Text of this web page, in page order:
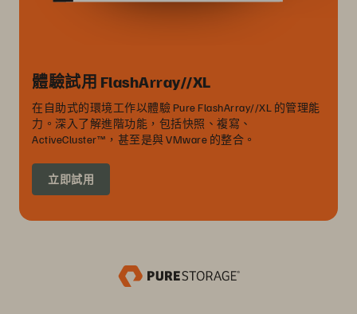
體驗試用 FlashArray//XL
在自助式的環境工作以體驗 Pure FlashArray//XL 的管理能
力。深入了解進階功能，包括快照、複寫、
ActiveCluster™，甚至是與 VMware 的整合。
立即試用